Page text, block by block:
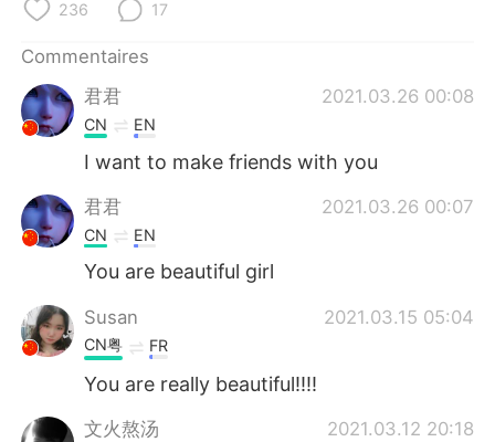
Indonesia
Português
236 17
Commentaires
君君
2021.03.26 00:08
CN EN
I want to make friends with you
君君 2021.03.26 00:07
CN EN
You are beautiful girl
Susan 2021.03.15 05:04
CN粤 FR
You are really beautiful!!!!
文火熬汤 2021.03.12 20:18